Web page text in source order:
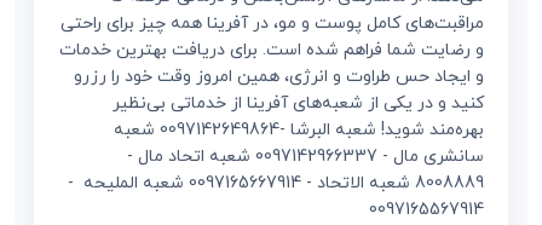
مراقبت‌های کامل پوست و مو، در آفرینا همه چیز برای راحتی
و رضایت شما فراهم شده است. برای دریافت بهترین خدمات
و ایجاد حس طراوت و انرژی، همین امروز وقت خود را رزرو
کنید و در یکی از شعبه‌های آفرینا از خدماتی بی‌نظیر
بهره‌مند شوید! شعبه البرشا -0097142649864 شعبه
سانشری مال - 0097142966337 شعبه اتحاد مال -
8008889 شعبه الاتحاد - 0097165667914 شعبه الملیحه -
0097165567914